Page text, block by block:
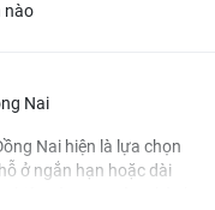
nào
Nai
Nai hiện là lựa chọn
ở ngắn hạn hoặc dài